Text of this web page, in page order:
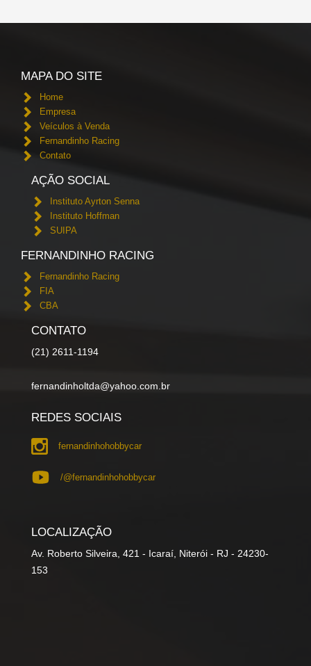
MAPA DO SITE
Home
Empresa
Veículos à Venda
Fernandinho Racing
Contato
AÇÃO SOCIAL
Instituto Ayrton Senna
Instituto Hoffman
SUIPA
FERNANDINHO RACING
Fernandinho Racing
FIA
CBA
CONTATO
(21) 2611-1194
fernandinholtda@yahoo.com.br
REDES SOCIAIS
fernandinhohobbycar
/@fernandinhohobbycar
LOCALIZAÇÃO
Av. Roberto Silveira, 421 - Icaraí, Niterói - RJ - 24230-
153